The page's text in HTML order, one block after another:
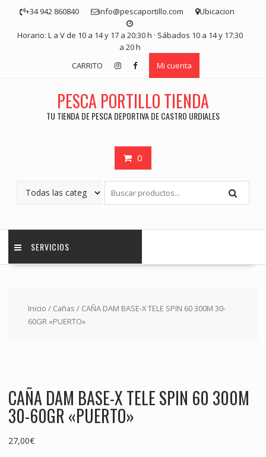
contenido
+34 942 860840 info@pescaportillo.com Ubicacion
Horario: L a V de 10 a 14 y 17 a 20:30 h · Sábados 10 a 14 y 17:30
a 20 h
CARRITO
Mi cuenta
PESCA PORTILLO TIENDA
TU TIENDA DE PESCA DEPORTIVA DE CASTRO URDIALES
0
SERVICIOS
Inicio / Cañas / CAÑA DAM BASE-X TELE SPIN 60 300M 30-
60GR «PUERTO»
CAÑA DAM BASE-X TELE SPIN 60 300M
30-60GR «PUERTO»
27,00€